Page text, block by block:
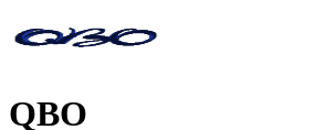
QBO